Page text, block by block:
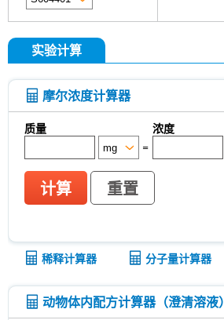
实验计算
摩尔浓度计算器
质量 浓度
=
计算 重置
稀释计算器 分子量计算器
动物体内配方计算器（澄清溶液）